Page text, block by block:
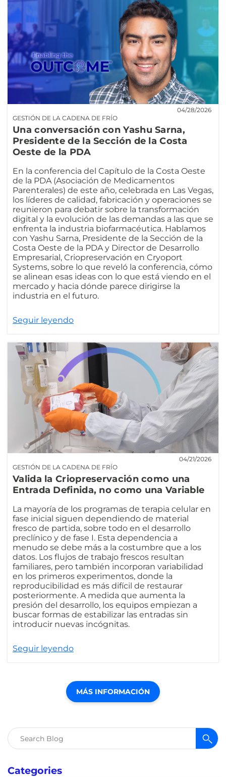
GESTIÓN DE LA CADENA DE FRÍO
04/28/2026
Una conversación con Yashu Sarna,
Presidente de la Sección de la Costa
Oeste de la PDA
En la conferencia del Capítulo de la Costa Oeste
de la PDA (Asociación de Medicamentos
Parenterales) de este año, celebrada en Las Vegas,
los líderes de calidad, fabricación y operaciones se
reunieron para debatir sobre la transformación
digital y la evolución de las demandas a las que se
enfrenta la industria biofarmacéutica. Hablamos
con Yashu Sarna, Presidente de la Sección de la
Costa Oeste de la PDA y Director de Desarrollo
Empresarial, Criopreservación en Cryoport
Systems, sobre lo que reveló la conferencia, cómo
se alinean esas ideas con lo que está viendo en el
mercado y hacia dónde parece dirigirse la
industria en el futuro.
Seguir leyendo
GESTIÓN DE LA CADENA DE FRÍO
04/21/2026
Valida la Criopreservación como una
Entrada Definida, no como una Variable
La mayoría de los programas de terapia celular en
fase inicial siguen dependiendo de material
fresco de partida, sobre todo en el desarrollo
preclínico y de fase I. Esta dependencia a
menudo se debe más a la costumbre que a los
datos. Los flujos de trabajo frescos resultan
familiares, pero también incorporan variabilidad
en los primeros experimentos, donde la
reproducibilidad es más difícil de restaurar
posteriormente. A medida que aumenta la
presión del desarrollo, los equipos empiezan a
buscar formas de estabilizar las entradas sin
introducir nuevas incógnitas.
Seguir leyendo
MÁS INFORMACIÓN
Buscar:
Categories